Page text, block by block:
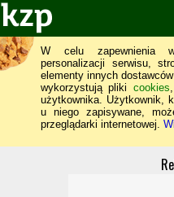
W celu zapewnienia
personalizacji serwisu,
elementy innych
wykorzystują pliki cookies
użytkownika. Użytkownik,
u niego zapisywane,
przeglądarki internetowej.